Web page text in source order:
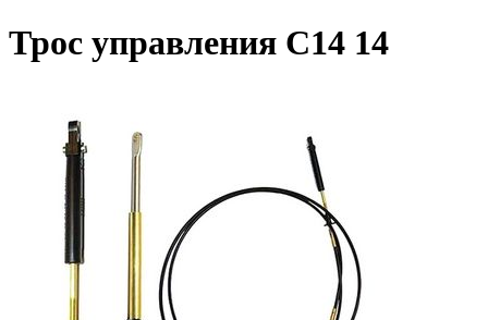
Трос управления C14 14